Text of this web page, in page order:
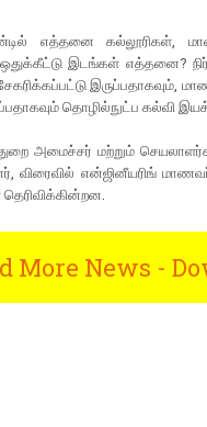
எத்தனை கல்லூரிகள்,
ஒதுக்கீட்டு இடங்கள் எத்தனை?
இருப்பதாகவும்,
தொழில்நுட்ப கல்வி
துறை அமைச்சர் மற்றும்
விரைவில் என்ஜினீயரிங்
More News -